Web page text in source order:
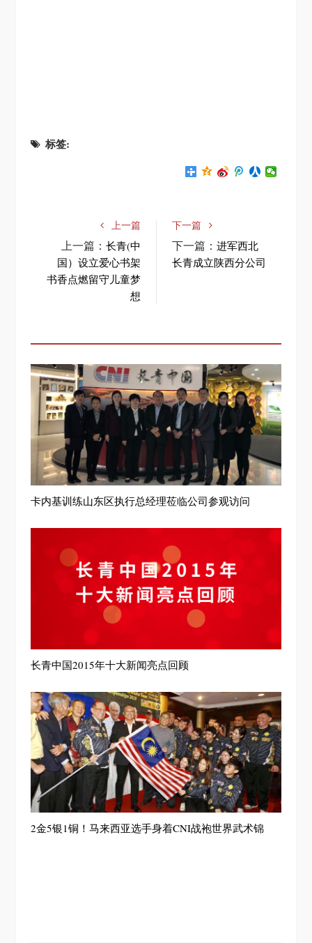
标签:
上一篇
上一篇： 长青(中
国）设立爱心书架
书香点燃留守儿童梦
想
下一篇
下一篇： 进军西北
长青成立陕西分公司
卡内基训练山东区执行总经理莅临公司参观访问
长青中国2015年十大新闻亮点回顾
2金5银1铜！马来西亚选手身着CNI战袍世界武术锦